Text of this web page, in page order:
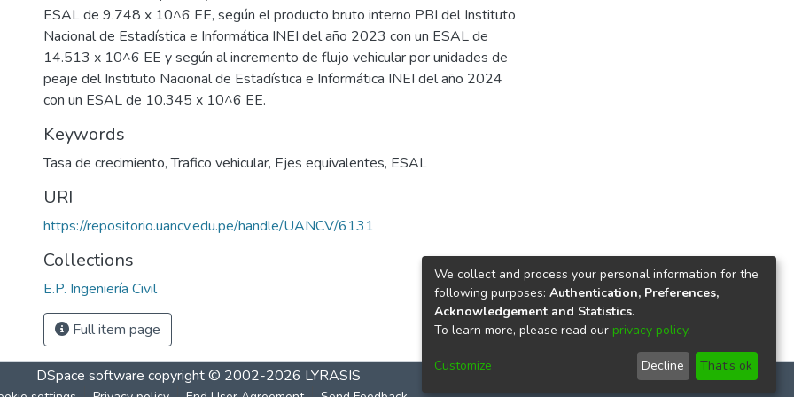
ESAL de 9.748 x 10^6 EE, según el producto bruto interno PBI del Instituto
Nacional de Estadística e Informática INEI del año 2023 con un ESAL de
14.513 x 10^6 EE y según al incremento de flujo vehicular por unidades de
peaje del Instituto Nacional de Estadística e Informática INEI del año 2024
con un ESAL de 10.345 x 10^6 EE.
Keywords
Tasa de crecimiento,Trafico vehicular, Ejes equivalentes, ESAL
URI
https://repositorio.uancv.edu.pe/handle/UANCV/6131
Collections
E.P. Ingeniería Civil
Full item page
DSpace software copyright © 2002-2026 LYRASIS
We collect and process your personal information for the
following purposes: Authentication, Preferences,
Acknowledgement and Statistics.
To learn more, please read our privacy policy.
Customize Decline That's ok